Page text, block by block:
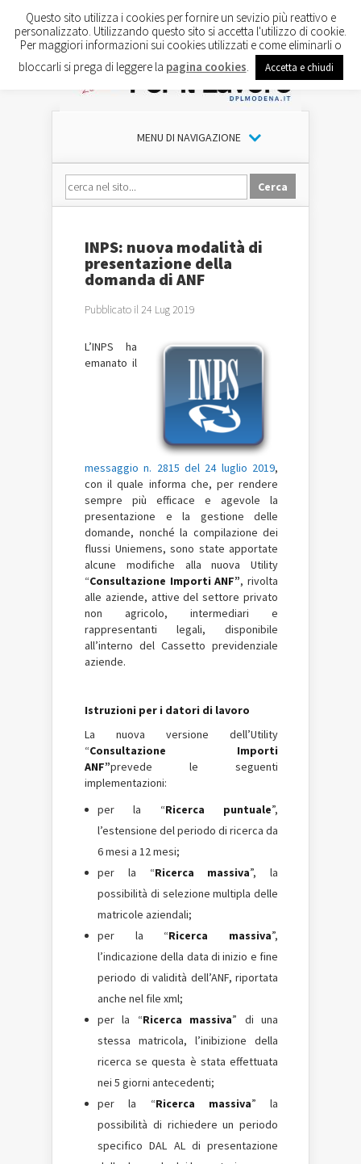
MENU DI NAVIGAZIONE
INPS: nuova modalità di
presentazione della
domanda di ANF
Pubblicato il 24 Lug 2019
L’INPS ha
emanato il
messaggio n. 2815 del 24 luglio 2019,
con il quale informa che, per rendere
sempre più efficace e agevole la
presentazione e la gestione delle
domande, nonché la compilazione dei
flussi Uniemens, sono state apportate
alcune modifiche alla nuova Utility
“Consultazione Importi ANF”, rivolta
alle aziende, attive del settore privato
non agricolo, intermediari e
rappresentanti legali, disponibile
all’interno del Cassetto previdenziale
aziende.
Istruzioni per i datori di lavoro
La nuova versione dell’Utility
“Consultazione Importi
ANF”prevede le seguenti
implementazioni:
per la “Ricerca puntuale”,
l’estensione del periodo di ricerca da
6 mesi a 12 mesi;
per la “Ricerca massiva”, la
possibilità di selezione multipla delle
matricole aziendali;
per la “Ricerca massiva”,
l’indicazione della data di inizio e fine
periodo di validità dell’ANF, riportata
anche nel file xml;
per la “Ricerca massiva” di una
stessa matricola, l’inibizione della
ricerca se questa è stata effettuata
nei 5 giorni antecedenti;
per la “Ricerca massiva” la
possibilità di richiedere un periodo
specifico DAL AL di presentazione
Questo sito utilizza i cookies per fornire un sevizio più reattivo e
personalizzato. Utilizzando questo sito si accetta l'utilizzo di cookie.
Per maggiori informazioni sui cookies utilizzati e come eliminarli o
bloccarli si prega di leggere la pagina cookies Accetta e chiudi